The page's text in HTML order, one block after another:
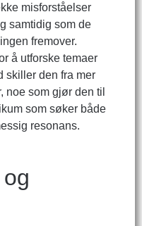
misforståelser
samtidig som de
fremover.
å utforske temaer
skiller den fra mer
som gjør den til
som søker både
resonans.